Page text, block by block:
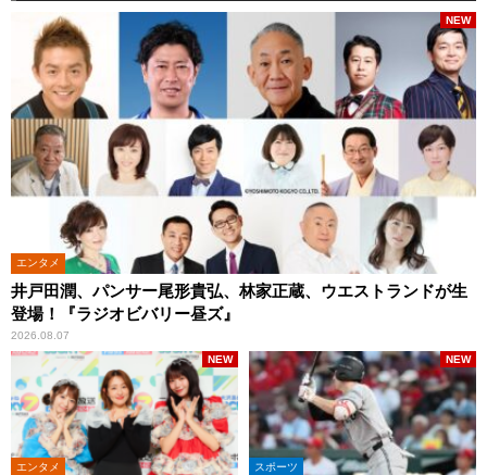
エンタメ
井戸田潤、パンサー尾形貴弘、林家正蔵、ウエストランドが生
登場！『ラジオビバリー昼ズ』
2026.08.07
NEW
エンタメ
NEW
スポーツ
NEW